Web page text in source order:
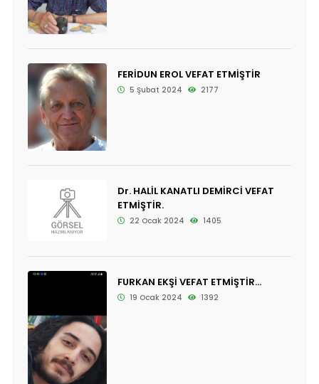
FERİDUN EROL VEFAT ETMİŞTİR
5 Şubat 2024 2177
Dr. HALİL KANATLI DEMİRCİ VEFAT
ETMİŞTİR.
22 Ocak 2024 1405
FURKAN EKŞİ VEFAT ETMİŞTİR...
19 Ocak 2024 1392